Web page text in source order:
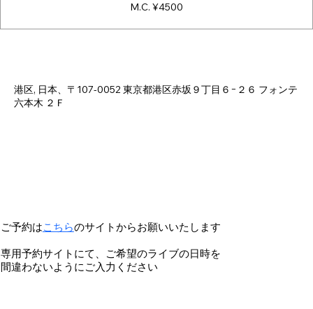
ご予約はこちらのサイトからお願いいたします
専用予約サイトにて、ご希望のライブの日時を
間違わないようにご入力ください
M.C. ¥4500
港区, 日本、〒107-0052 東京都港区赤坂９丁目６−２６ フォンテ
六本木 ２Ｆ